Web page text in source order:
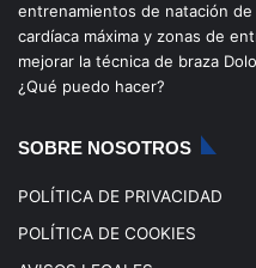
o
entrenamientos de natación
cardíaca máxima y zonas de
mejorar la técnica de braza
¿Qué puedo hacer?
SOBRE NOSOTROS
POLÍTICA DE PRIVACIDAD
POLÍTICA DE COOKIES